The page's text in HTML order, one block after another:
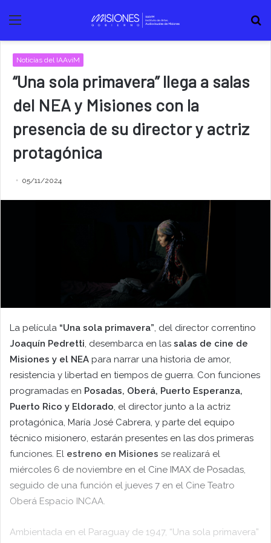
Menú
Noticias del IAAviM
“Una sola primavera” llega a salas
del NEA y Misiones con la
presencia de su director y actriz
protagónica
05/11/2024
La película “Una sola primavera”, del director correntino
Joaquín Pedretti, desembarca en las salas de cine de
Misiones y el NEA para narrar una historia de amor,
resistencia y libertad en tiempos de guerra. Con funciones
programadas en Posadas, Oberá, Puerto Esperanza,
Puerto Rico y Eldorado, el director junto a la actriz
protagónica, María José Cabrera, y parte del equipo
técnico misionero, estarán presentes en las dos primeras
funciones. El estreno en Misiones se realizará el
miércoles 6 de noviembre en el Cine IMAX de Posadas,
seguido de una función el jueves 7 en el Cine Teatro
Oberá Espacio INCAA.
Ambientada en el Paraguay de 1947, “Una sola primavera”